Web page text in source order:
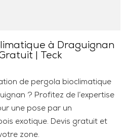
à Draguignan
| Teck
de pergola bioclimatique
? Profitez de l’expertise
une pose par un
exotique. Devis gratuit et
zone.